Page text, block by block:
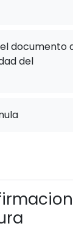
documento
del